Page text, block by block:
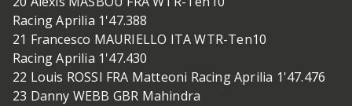
Racing Aprilia 1'47.388
21 Francesco MAURIELLO ITA WTR-Ten10
Racing Aprilia 1'47.430
22 Louis ROSSI FRA Matteoni Racing Aprilia 1'47.476
23 Danny WEBB GBR Mahindra